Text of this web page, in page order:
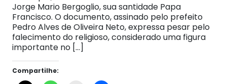
Jorge Mario Bergoglio, sua santidade Papa
Francisco. O documento, assinado pelo prefeito
Pedro Alves de Oliveira Neto, expressa pesar pelo
falecimento do religioso, considerado uma figura
importante no […]
Compartilhe: